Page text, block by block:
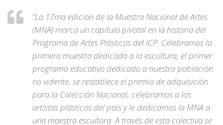
“La 17ma edición de la Muestra Nacional de Artes
(MNA) marca un capítulo pivotal en la historia del
Programa de Artes Plásticas del ICP. Celebramos la
primera muestra dedicada a la escultura, el primer
programa educativo dedicado a nuestra población
no vidente, se restablece el premio de adquisición
para la Colección Nacional, celebramos a los
artistas plásticos del país y le dedicamos la MNA a
una maestra escultora. A través de esta colectiva se